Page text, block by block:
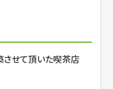
させて頂いた喫茶店